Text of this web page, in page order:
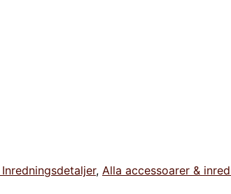
, Alla accessoarer &